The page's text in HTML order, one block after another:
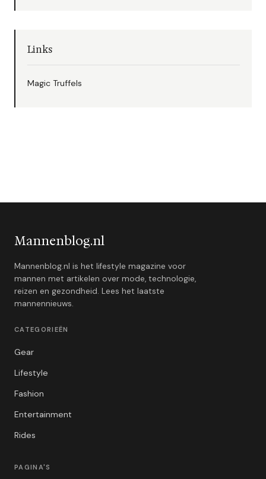
Links
Magic Truffels
Mannenblog.nl
Mannenblog.nl is het lifestyle magazine voor
mannen met artikelen over mode, technologie,
reizen en gezondheid. Lees het laatste
mannennieuws.
CATEGORIEËN
Gear
Lifestyle
Fashion
Entertainment
Rides
PAGINA'S